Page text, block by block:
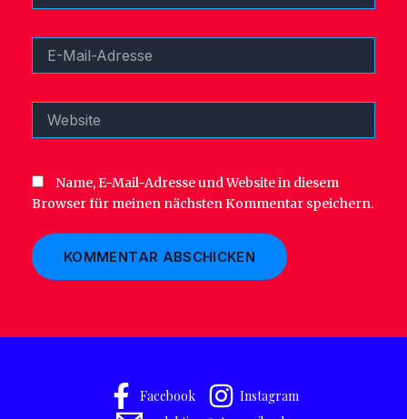
Mail-
Name, E-Mail-Adresse und Website in diesem
Browser für meinen nächsten Kommentar speichern.
Facebook
Instagram